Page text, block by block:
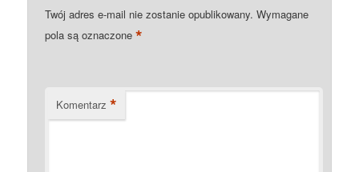
Twój adres e-mail nie zostanie opublikowany. Wymagane
pola są oznaczone*
Komentarz *